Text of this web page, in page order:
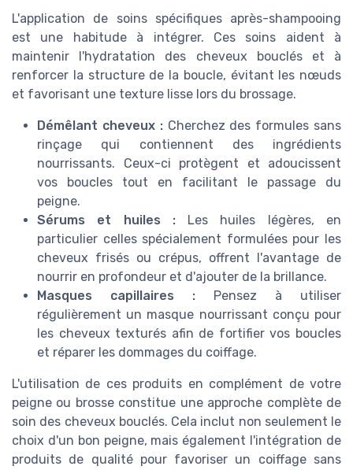
L'application de soins spécifiques après-shampooing
est une habitude à intégrer. Ces soins aident à
maintenir l'hydratation des cheveux bouclés et à
renforcer la structure de la boucle, évitant les nœuds
et favorisant une texture lisse lors du brossage.
Démêlant cheveux :Cherchez des formules sans
rinçage qui contiennent des ingrédients
nourrissants. Ceux-ci protègent et adoucissent
vos boucles tout en facilitant le passage du
peigne.
Sérums et huiles :Les huiles légères, en
particulier celles spécialement formulées pour les
cheveux frisés ou crépus, offrent l'avantage de
nourrir en profondeur et d'ajouter de la brillance.
Masques capillaires : Pensez à utiliser
régulièrement un masque nourrissant conçu pour
les cheveux texturés afin de fortifier vos boucles
et réparer les dommages du coiffage.
L'utilisation de ces produits en complément de votre
peigne ou brosse constitue une approche complète de
soin des cheveux bouclés. Cela inclut non seulement le
choix d'un bon peigne, mais également l'intégration de
produits de qualité pour favoriser un coiffage sans